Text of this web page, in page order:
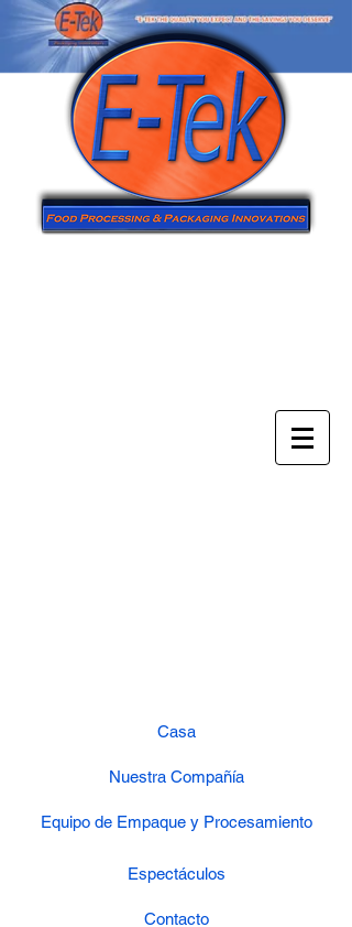
Casa
Nuestra Compañía
Equipo de Empaque y Procesamiento
Espectáculos
Contacto